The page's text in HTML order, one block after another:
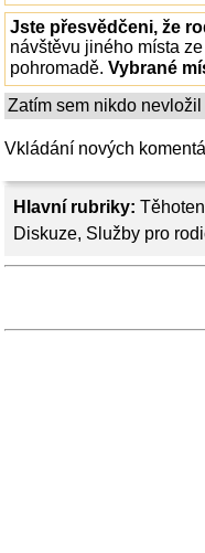
Hlavní rubriky:
Diskuze, Služby pro
Jste přesvědčeni, že
návštěvu jiného místa
pohromadě. Vybrané
Zatím sem nikdo
Vkládání nových